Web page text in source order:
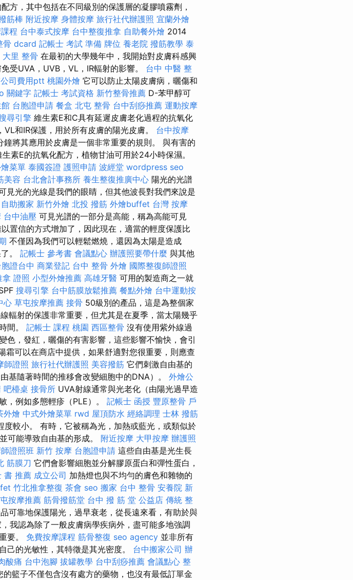
方，其中包括在不同級別的保護層的凝膠噴霧劑，
筋棒 附近按摩 身體按摩 旅行社代辦護照 宜蘭外燴
程 台中泰式按摩 台中整復推拿 自助餐外燴 2014
骨 dcard 記帳士 考試 準備 牌位 養老院 撥筋教學 泰
大里 整骨 在最初的大學幾年中，我開始對皮膚科感興
受UVA，UVB，VL，IR輻射的影響。 台中 中醫 整
司費用ptt 桃園外燴 它可以防止太陽皮膚病，曬傷和
關鍵字 記帳士 考試資格 新竹整骨推薦 D-苯甲醇可
台胞證申請 餐盒 北屯 整骨 台中刮痧推薦 運動按摩
尋引擎 維生素E和C具有延遲皮膚老化過程的抗氧化
VL和IR保護，用於所有皮膚的陽光皮膚。 台中按摩
鐘將其應用於皮膚是一個非常重要的規則。 與有害的
素E的抗氧化配方，植物甘油可用於24小時保濕。
菜單 泰國簽證 護照申請 波經堂 wordpress seo
美容 台北會計事務所 養生整復推廣中心 陽光的光譜
見光的光線是我們的眼睛，但其他波長對我們來說是
自助搬家 新竹外燴 北投 撥筋 外燴buffet 台灣 按摩
台中油壓 可見光譜的一部分是高能，稱為高能可見
置信的方式增加了，因此現在，適當的輕度保護比
不僅因為我們可以輕鬆燃燒，還因為太陽是造成
。 記帳士 參考書 會議點心 辦護照要帶什麼 與其他
胞證台中 商業登記 台中 整骨 外燴 國際整復師證照
拿 證照 小型外燴推薦 高雄牙醫 可用的製造商之一就
搜尋引擎 台中筋膜放鬆推薦 餐點外燴 台中運動按
心 草屯按摩推薦 接骨 50級別的產品，這是為整個家
輻射的保護非常重要，但尤其是在夏季，當太陽幾乎
間。 記帳士 課程 桃園 西區整骨 沒有使用紫外線過
色，發紅，曬傷的有害影響，這些影響不愉快，會引
霜可以在商店中提供，如果舒適對您很重要，則應查
師證照 旅行社代辦護照 美容撥筋 它們刺激自由基的
基隨著時間的推移會改變細胞中的DNA）。 外燴公
吧檯桌 接骨所 UVA射線通常與光老化（由陽光過早造
，例如多態輕疹（PLE）。 記帳士 函授 豐原整骨 戶
外燴 中式外燴菜單 rwd 屋頂防水 經絡調理 士林 撥筋
度較小。 有時，它被稱為光，加熱或藍光，或類似於
可能導致自由基的形成。 附近按摩 大甲按摩 辦護照
證照班 新竹 按摩 台胞證申請 這些自由基是光生長
筋膜刀 它們會影響細胞並分解膠原蛋白和彈性蛋白，
書 推薦 成立公司 加熱燈也與不均勻的膚色和雜物的
竹北推拿整復 茶會 seo 搬家 台中 整骨 安養院 新
按摩推薦 筋骨撥筋堂 台中 撥 筋 堂 公益店 傳統 整
可靠地保護陽光，過早衰老，從長遠來看，有助於與
我認為除了一般皮膚病學疾病外，盡可能多地強調
要。 免費按摩課程 筋骨整復 seo agency 並非所有
己的光敏性​​，其特徵是其光密度。 台中搬家公司 辦
酸痛 台中泡腳 拔罐教學 台中刮痧推薦 會議點心 整
的籃子不僅包含沒有處方的藥物，也沒有最低訂單金